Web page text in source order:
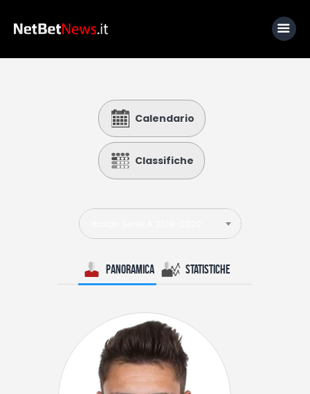
Calcio
Basket
Tennis
Lo Sapevi Che
I consigli di Giulia
Calendario
Classifiche
Panoramica Statistiche